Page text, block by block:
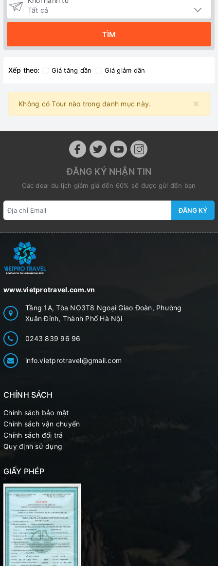
TÌM
Xếp theo: Giá tăng dần Giá giảm dần
×
Không có Tour nào trong danh mục này.
ĐĂNG KÝ NHẬN TIN
Các deal du lịch giảm giá đến 60% sẽ được gửi đến bạn
ĐĂNG KÝ
www.vietprotravel.com.vn
Tầng 1A, Tòa NO3T8 Ngoại Giao Đoàn, Phường
Xuân Đỉnh, Thành Phố Hà Nội
0243 839 96 96
info.vietprotravel@gmail.com
CHÍNH SÁCH
Chính sách bảo mật
Chính sách vận chuyển
Chính sách đổi trả
Quy định sử dụng
GIẤY PHÉP